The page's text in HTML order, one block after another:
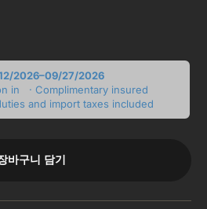
2026–09/27/2026
in
· Complimentary insured
and import taxes included
바구니 담기